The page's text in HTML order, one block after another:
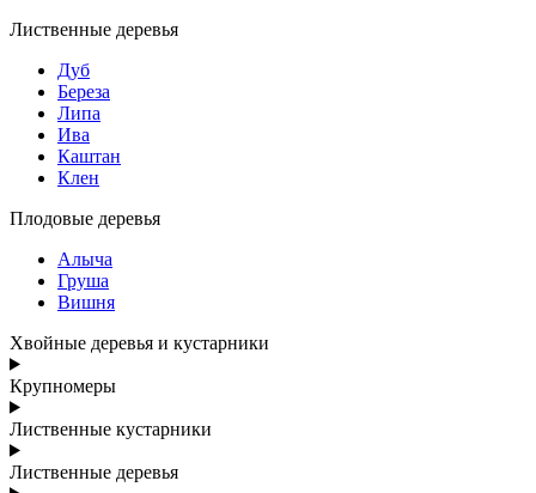
Лиственные деревья
Дуб
Береза
Липа
Ива
Каштан
Клен
Плодовые деревья
Алыча
Груша
Вишня
Хвойные деревья и кустарники
Крупномеры
Лиственные кустарники
Лиственные деревья